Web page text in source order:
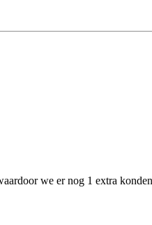
we er nog 1 extra